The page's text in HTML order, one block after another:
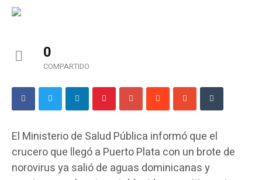
0
COMPARTIDO
El Ministerio de Salud Pública informó que el
crucero que llegó a Puerto Plata con un brote de
norovirus ya salió de aguas dominicanas y